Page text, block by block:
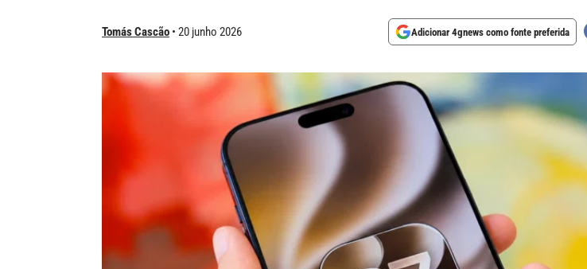
Tomás Cascão 20 junho 2026 Adicionar 4gnews como fonte preferida